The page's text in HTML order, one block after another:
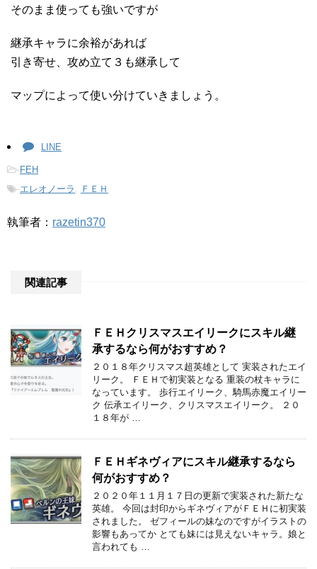
そのまま使っても強いですが
継承キャラに余裕があれば
引き寄せ、攻め立て３も継承して
マップによって使い分けていきましょう。
LINE
-FEH
-エレオノーラ , ＦＥＨ
執筆者： razetin370
関連記事
ＦＥＨクリスマスエイリークにスキル継
承するなら何がおすすめ？
２０１８年クリスマス超英雄として 実装されたエイ
リーク。 ＦＥＨで初実装となる 重装の杖キャラに
なっています。 歩行エイリーク、騎馬赤魔エイリー
ク 伝承エイリーク、クリスマスエイリーク。 ２０
１８年が …
ＦＥＨギネヴィアにスキル継承するなら
何がおすすめ？
２０２０年１１月１７日の更新で実装された新たな
英雄。 今回は封印からギネヴィアがＦＥＨに初実装
されました。 ゼフィールの妹なのですがイラストの
影響もあってか とても妹には見えないキャラ。娘と
言われても …